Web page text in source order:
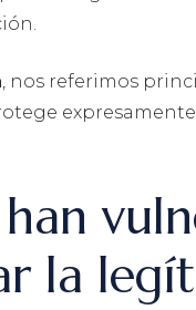
, nos referimos
la